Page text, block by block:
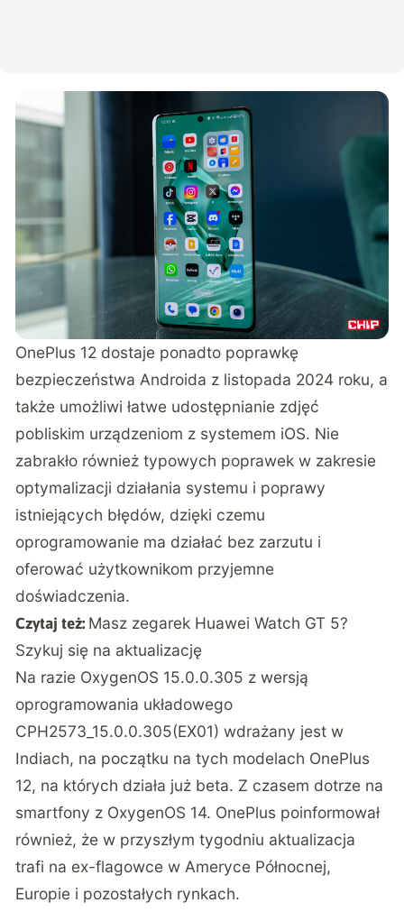
OnePlus 12 dostaje ponadto poprawkę
bezpieczeństwa Androida z listopada 2024 roku, a
także umożliwi łatwe udostępnianie zdjęć
pobliskim urządzeniom z systemem iOS. Nie
zabrakło również typowych poprawek w zakresie
optymalizacji działania systemu i poprawy
istniejących błędów, dzięki czemu
oprogramowanie ma działać bez zarzutu i
oferować użytkownikom przyjemne
doświadczenia.
Czytaj też: Masz zegarek Huawei Watch GT 5?
Szykuj się na aktualizację
Na razie OxygenOS 15.0.0.305 z wersją
oprogramowania układowego
CPH2573_15.0.0.305(EX01) wdrażany jest w
Indiach, na początku na tych modelach OnePlus
12, na których działa już beta. Z czasem dotrze na
smartfony z OxygenOS 14. OnePlus poinformował
również, że w przyszłym tygodniu aktualizacja
trafi na ex-flagowce w Ameryce Północnej,
Europie i pozostałych rynkach.